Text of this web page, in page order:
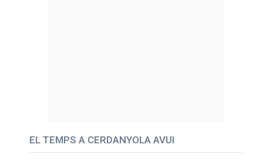
EL TEMPS A CERDANYOLA AVUI